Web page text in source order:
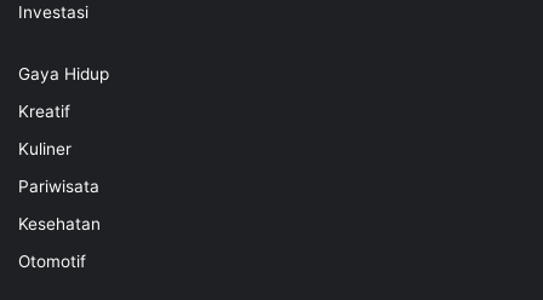
Investasi
Gaya Hidup
Kreatif
Kuliner
Pariwisata
Kesehatan
Otomotif